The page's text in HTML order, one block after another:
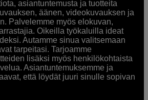
asiantuntemusta ja tuotteita
äänen, videokuvauksen ja
Palvelemme myös elokuvan,
Oikeilla työkaluilla ideat
Autamme sinua valitsemaan
tarpeitasi. Tarjoamme
lisäksi myös henkilökohtaista
Asiantuntemuksemme ja
että löydät juuri sinulle sopivan